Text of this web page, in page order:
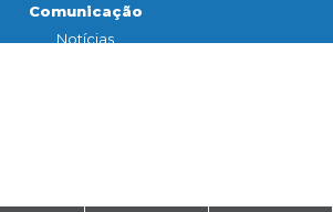
Comunicação
Notícias
Serviço de Informação